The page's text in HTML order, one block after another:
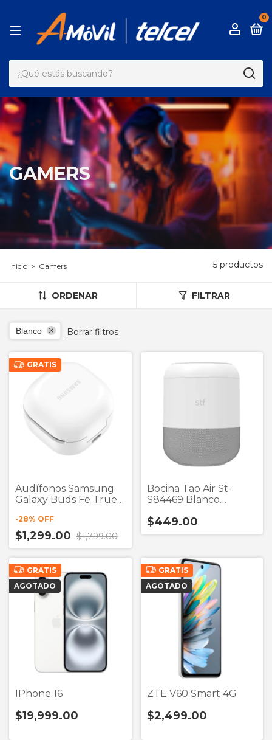
0
GAMERS
Inicio > Gamers 5 productos
ORDENAR FILTRAR
Blanco Borrar filtros
GRATIS
Audífonos Samsung
Galaxy Buds Fe True
-28% OFF
$1,299.00 $1,799.00
Bocina Tao Air St-
S84469 Blanco
$449.00
GRATIS
AGOTADO
IPhone 16
$19,999.00
GRATIS
AGOTADO
ZTE V60 Smart 4G
$2,499.00